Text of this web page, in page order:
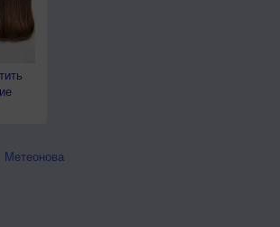
Метеонова